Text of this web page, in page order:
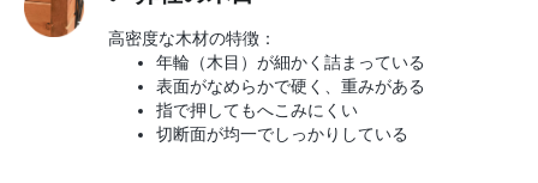
高密度な木材の特徴：
年輪（木目）が細かく詰まっている
表面がなめらかで硬く、重みがある
指で押してもへこみにくい
切断面が均一でしっかりしている